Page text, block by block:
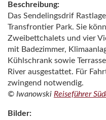
Beschreibung:
Das Sendelingsdrif
Transfrontier Park. Sie
Zweibettchalets und vier
mit Badezimmer,
Kühlschrank sowie
River ausgestattet. Für
zwingend notwendig.
© Iwanowski Reiseführer
Bilder: